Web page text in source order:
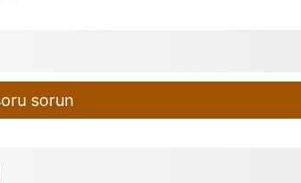
sorun